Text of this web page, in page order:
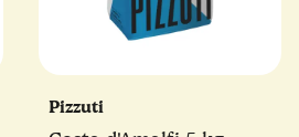
Pizzuti